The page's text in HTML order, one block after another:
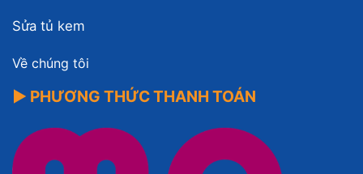
Sửa tủ kem
Về chúng tôi
▶ PHƯƠNG THỨC THANH TOÁN